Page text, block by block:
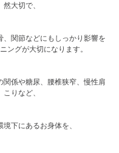
然大切で、
、関節などにもしっかり影響を
ングが大切になります。
関係や糖尿、腰椎狭窄、慢性肩
こりなど、
境下にあるお身体を、